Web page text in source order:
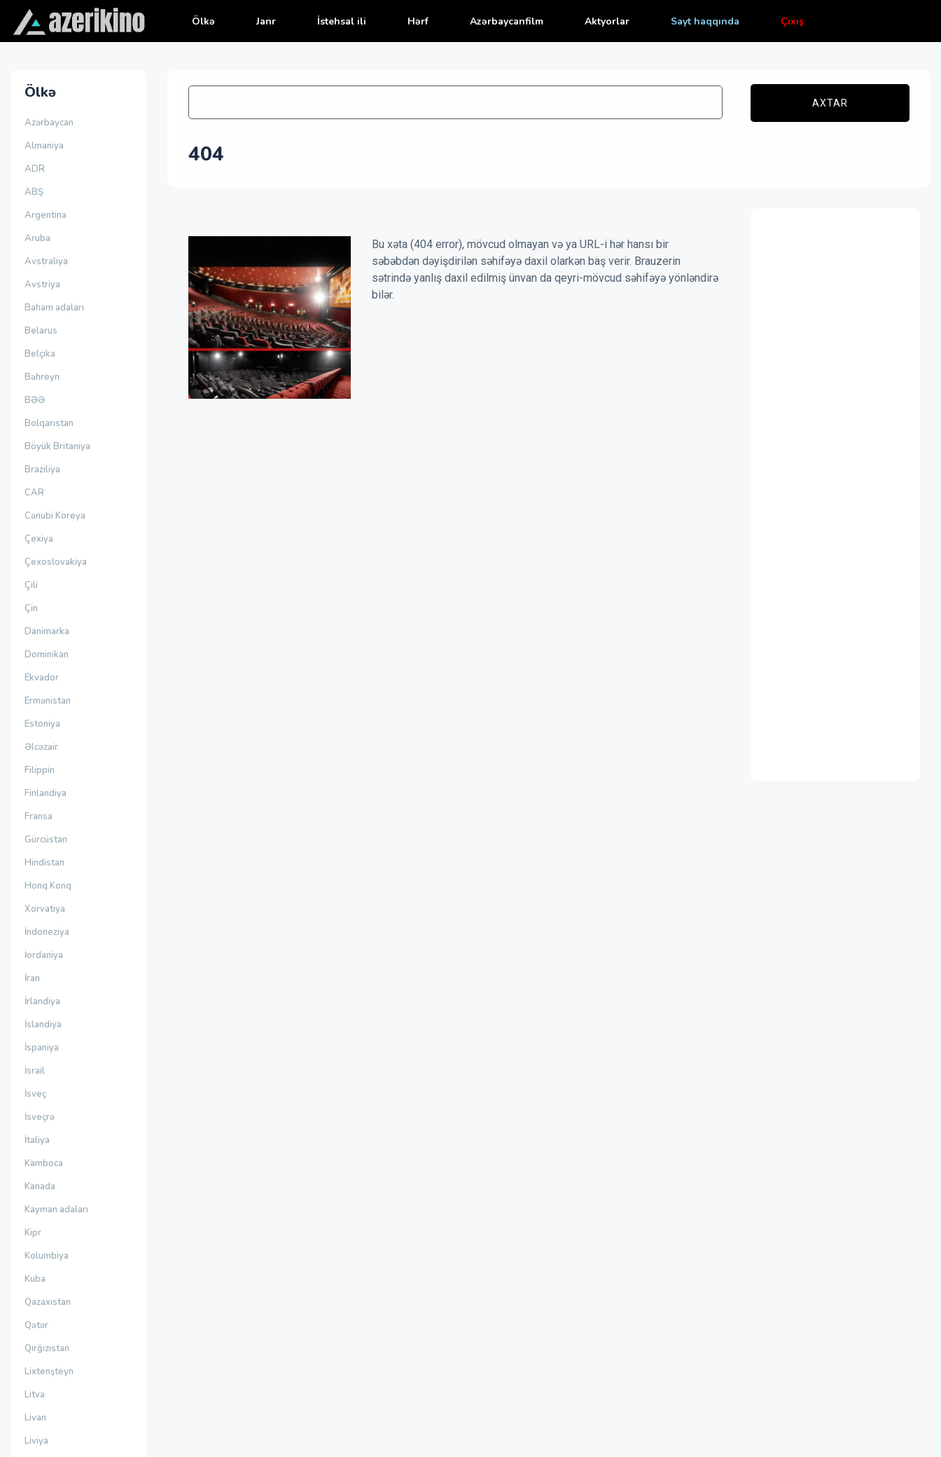
Ölkə Janr İstehsal ili Hərf Azərbaycanfilm Aktyorlar Sayt haqqında Çıxış
Ölkə
Azərbaycan
Almaniya
ADR
ABŞ
Argentina
Aruba
Avstraliya
Avstriya
Baham adaları
Belarus
Belçika
Bəhreyn
BƏƏ
Bolqarıstan
Böyük Britaniya
Braziliya
CAR
Cənubi Koreya
Çexiya
Çexoslovakiya
Çili
Çin
Danimarka
Dominikan
Ekvador
Ermənistan
Estoniya
Əlcəzair
Filippin
Finlandiya
Fransa
Gürcüstan
Hindistan
Honq Konq
Xorvatiya
İndoneziya
İordaniya
İran
İrlandiya
İslandiya
İspaniya
İsrail
İsveç
İsveçrə
İtaliya
Kamboca
Kanada
Kayman adaları
Kipr
Kolumbiya
Kuba
Qazaxıstan
Qətər
Qırğızıstan
Lixtenşteyn
Litva
Livan
Liviya
AXTAR
404
Bu xəta (404 error), mövcud olmayan və ya URL-i hər hansı bir
səbəbdən dəyişdirilən səhifəyə daxil olarkən baş verir. Brauzerin
sətrində yanlış daxil edilmiş ünvan da qeyri-mövcud səhifəyə yönləndirə
bilər.